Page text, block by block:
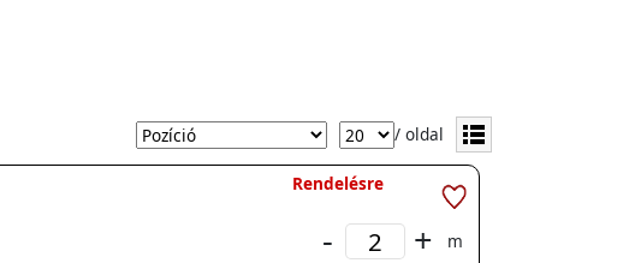
/ oldal
Rendelésre
- +
m